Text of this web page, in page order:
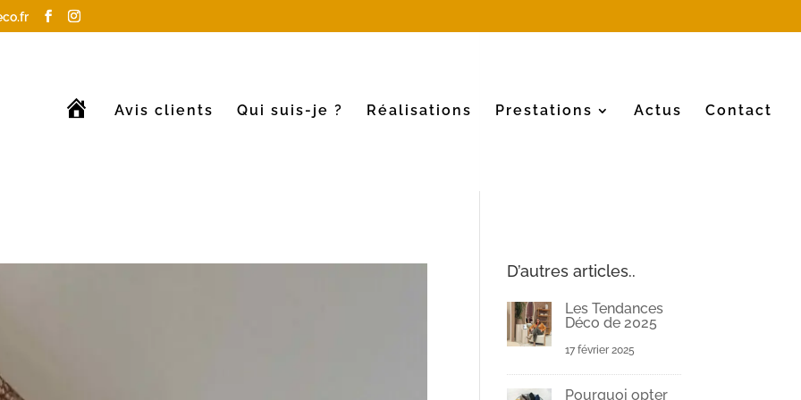
Avis clients Qui suis-je ? Réalisations Prestations Actus Contact
D’autres articles..
Les Tendances
Déco de 2025
17 février 2025
Pourquoi opter